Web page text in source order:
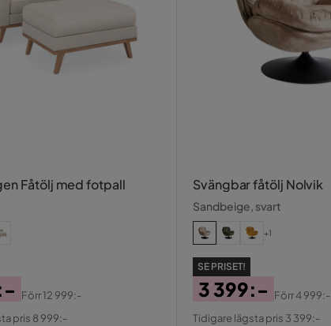
Fåtölj med fotpall
Förr12 999:-
pris 8 999:-
Svängbar fåtölj Nolvik
Sandbeige, svart
+1
SE PRISET!
Pris
3 399:-
Original
Förr4 999:-
Tidigare lägsta pris 3 399:-